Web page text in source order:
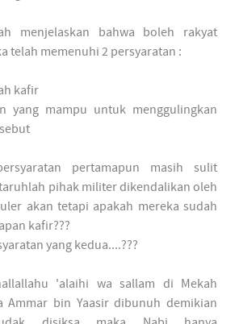
menjelaskan bahwa boleh rakyat
telah memenuhi 2 persyaratan :
kafir
yang mampu untuk menggulingkan
pertamapun masih sulit
pihak militer dikendalikan oleh
akan tetapi apakah mereka sudah
kafir???
yang kedua....???
'alaihi wa sallam di Mekah
Ammar bin Yaasir dibunuh demikian